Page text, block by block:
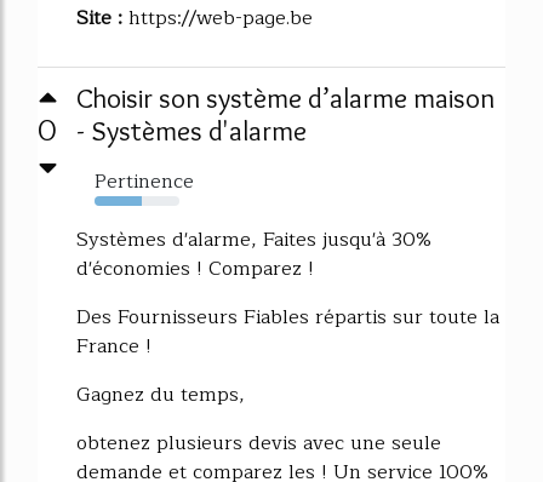
Site :https://web-page.be
0
Choisir son système d’alarme maison
- Systèmes d'alarme
Pertinence
56%
Systèmes d'alarme, Faites jusqu'à 30%
d'économies ! Comparez !
Des Fournisseurs Fiables répartis sur toute la
France !
Gagnez du temps,
obtenez plusieurs devis avec une seule
demande et comparez les ! Un service 100%